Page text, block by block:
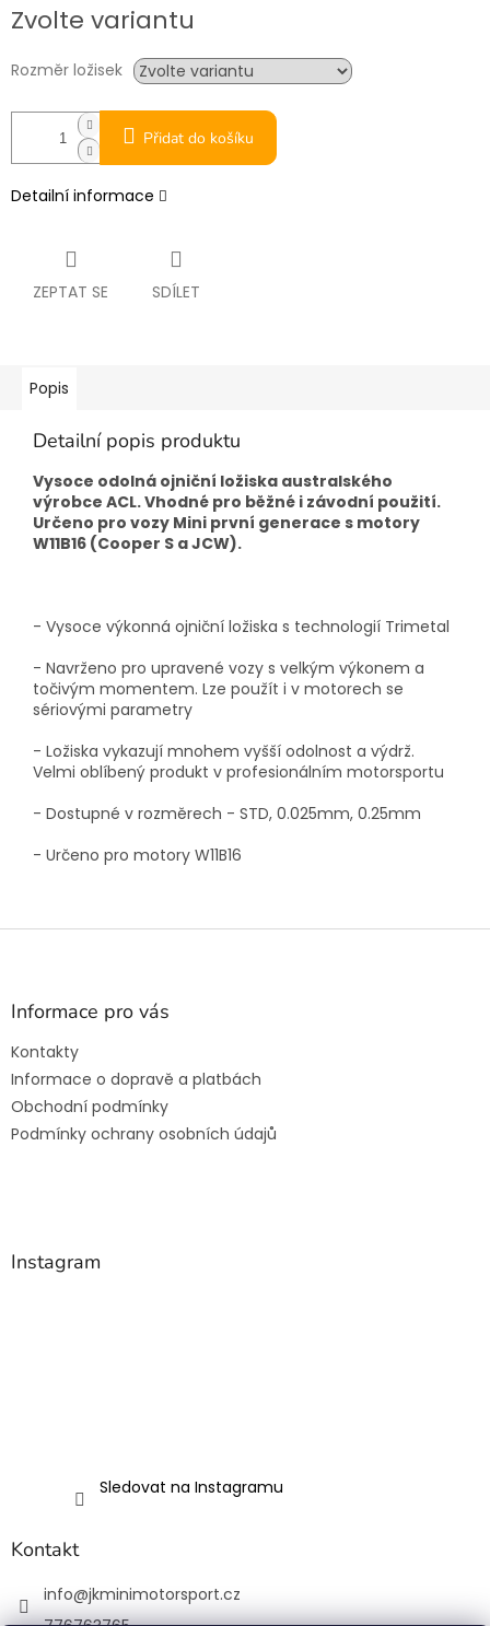
cena:
Zvolte variantu
Rozměr ložisek
Přidat do košíku
Detailní informace
ZEPTAT SE SDÍLET
Popis
Detailní popis produktu
Vysoce odolná ojniční ložiska australského
výrobce ACL. Vhodné pro běžné i závodní použití.
Určeno pro vozy Mini první generace s motory
W11B16 (Cooper S a JCW).
- Vysoce výkonná ojniční ložiska s technologií Trimetal
- Navrženo pro upravené vozy s velkým výkonem a
točivým momentem. Lze použít i v motorech se
sériovými parametry
- Ložiska vykazují mnohem vyšší odolnost a výdrž.
Velmi oblíbený produkt v profesionálním motorsportu
- Dostupné v rozměrech - STD, 0.025mm, 0.25mm
- Určeno pro motory W11B16
Z
Informace pro vás
Kontakty
Informace o dopravě a platbách
Obchodní podmínky
Podmínky ochrany osobních údajů
Instagram
Sledovat na Instagramu
Kontakt
info@jkminimotorsport.cz